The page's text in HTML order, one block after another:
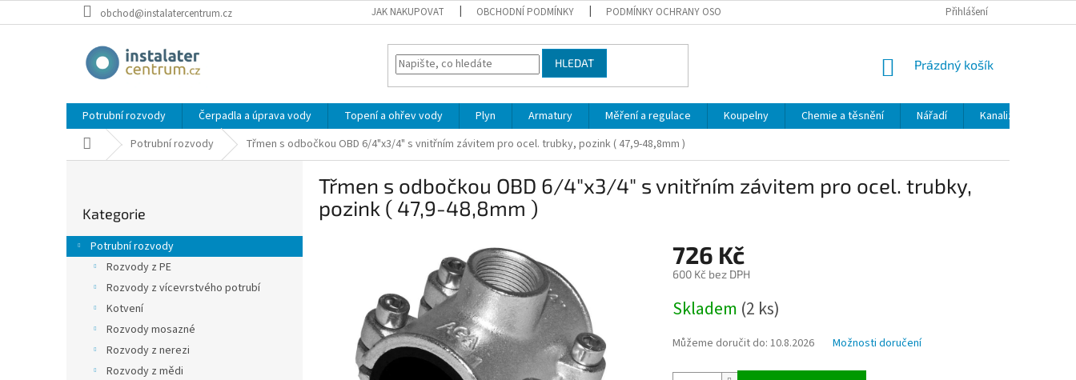
na
obchod@instalatercentrum.cz JAK NAKUPOVAT OBCHODNÍ PODMÍNKY PODMÍNKY OCHRANY OSOBNÍCH ÚDAJŮ MOJE OBJEDNÁVKA
Přihlášení
HLEDAT
NÁKUPNÍ
Prázdný košík
Potrubní rozvody Čerpadla a úprava vody Topení a ohřev vody Plyn Armatury Měření a regulace Koupelny Chemie a těsnění Nářadí Kanalizace
Domů Potrubní rozvody Třmen s odbočkou OBD 6/4"x3/4" s vnitřním závitem pro ocel. trubky, pozink ( 47,9-48,8mm )
r
a
kategorie
Kategorie
Potrubní rozvody
Rozvody z PE
Rozvody z vícevrstvého potrubí
Kotvení
Rozvody mosazné
Rozvody z nerezi
Rozvody z mědi
Třmen s odbočkou OBD 6/4"x3/4" s vnitřním závitem pro ocel. trubky,
pozink ( 47,9-48,8mm )
726 Kč
600 Kč bez DPH
cena:
Skladem (2 ks)
Můžeme doručit do: 10.8.2026 Možnosti doručení